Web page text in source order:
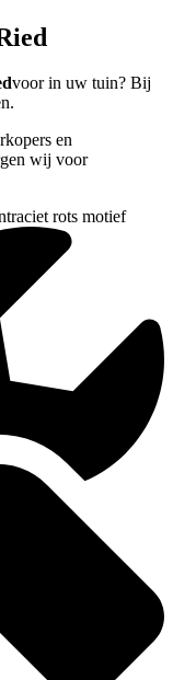
voor in uw tuin? Bij
en
wij voor